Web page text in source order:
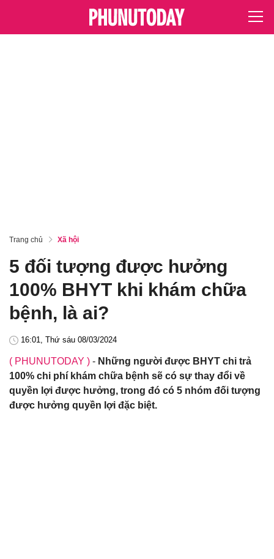
Trang chủ Xã hội
5 đối tượng được hưởng
100% BHYT khi khám chữa
bệnh, là ai?
16:01, Thứ sáu 08/03/2024
( PHUNUTODAY ) - Những người được BHYT chi trả
100% chi phí khám chữa bệnh sẽ có sự thay đổi về
quyền lợi được hưởng, trong đó có 5 nhóm đối tượng
được hưởng quyền lợi đặc biệt.